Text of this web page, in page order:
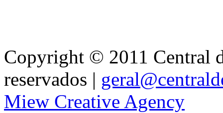
Copyright © 2011 Central
reservados |
Miew Creative Agency